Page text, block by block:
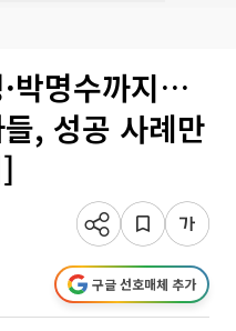
박명수까지…
, 성공 사례만
구글 선호매체 추가